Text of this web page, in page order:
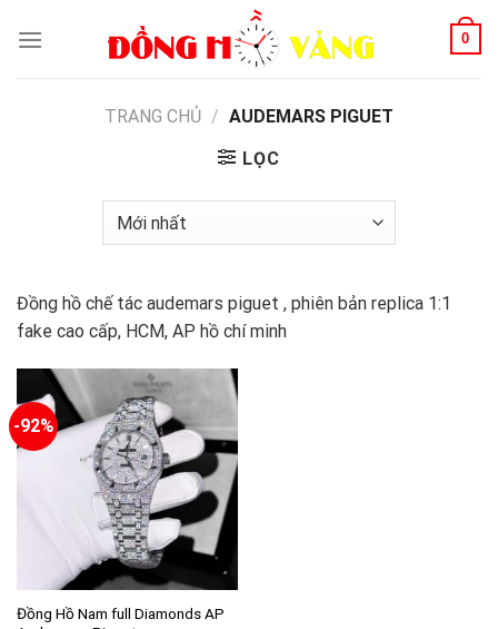
0
TRANG CHỦ / AUDEMARS PIGUET
LỌC
Đồng hồ chế tác audemars piguet , phiên bản replica 1:1
fake cao cấp, HCM, AP hồ chí minh
-92%
Đồng Hồ Nam full Diamonds AP